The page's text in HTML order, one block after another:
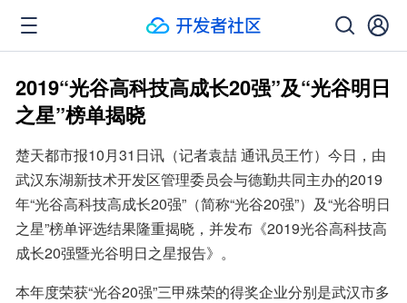
2019“光谷高科技高成长20强”及“光谷明日
之星”榜单揭晓
楚天都市报10月31日讯（记者袁喆 通讯员王竹）今日，由
武汉东湖新技术开发区管理委员会与德勤共同主办的2019
年“光谷高科技高成长20强”（简称“光谷20强”）及“光谷明日
之星”榜单评选结果隆重揭晓，并发布《2019光谷高科技高
成长20强暨光谷明日之星报告》。
本年度荣获“光谷20强”三甲殊荣的得奖企业分别是武汉市多